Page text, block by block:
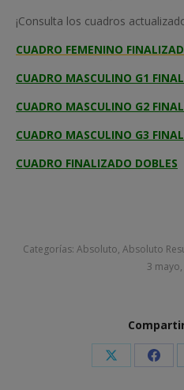
¡Consulta los cuadros
CUADRO FEMENINO
CUADRO MASCULINO G1
CUADRO MASCULINO G2
CUADRO MASCULINO G3
CUADRO FINALIZADO DOBLES
Categorías: Absoluto, Absoluto
3 mayo,
Share